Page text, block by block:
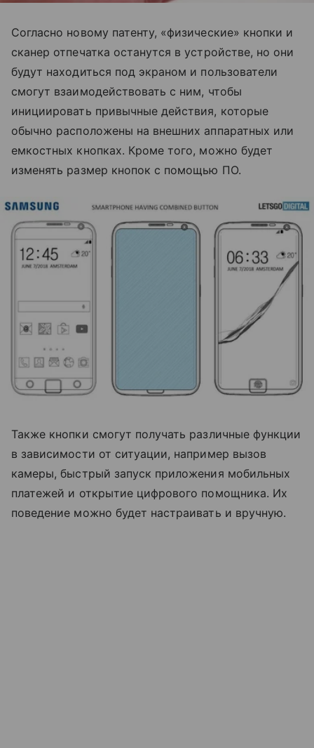
Согласно новому патенту, «физические» кнопки и
сканер отпечатка останутся в устройстве, но они
будут находиться под экраном и пользователи
смогут взаимодействовать с ним, чтобы
инициировать привычные действия, которые
обычно расположены на внешних аппаратных или
емкостных кнопках. Кроме того, можно будет
изменять размер кнопок с помощью ПО.
Также кнопки смогут получать различные функции
в зависимости от ситуации, например вызов
камеры, быстрый запуск приложения мобильных
платежей и открытие цифрового помощника. Их
поведение можно будет настраивать и вручную.